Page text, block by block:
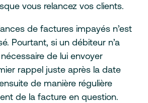
vous relancez vos clients.
de factures impayés n’est
Pourtant, si un débiteur n’a
de lui envoyer
rappel juste après la date
de manière régulière
de la facture en question.